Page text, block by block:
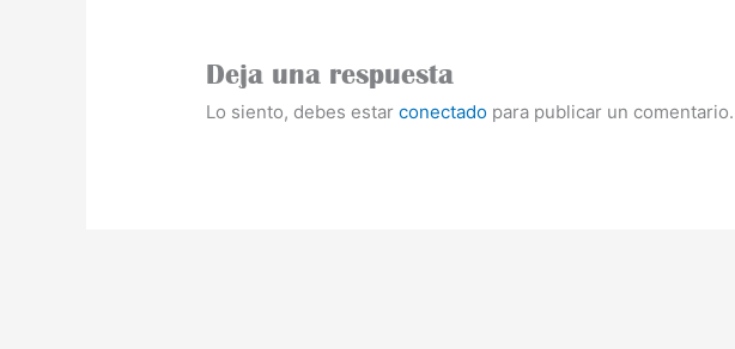
Deja una respuesta
Lo siento, debes estarconectado para publicar un comentario.